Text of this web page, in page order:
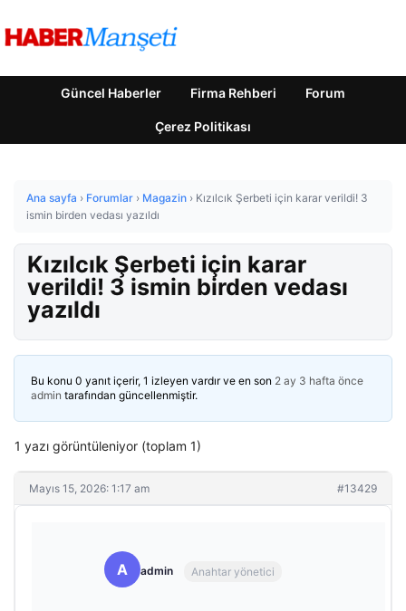
Güncel Haberler Firma Rehberi Forum
Çerez Politikası
Ana sayfa › Forumlar › Magazin › Kızılcık Şerbeti için karar verildi! 3
ismin birden vedası yazıldı
Kızılcık Şerbeti için karar
verildi! 3 ismin birden vedası
yazıldı
Bu konu 0 yanıt içerir, 1 izleyen vardır ve en son 2 ay 3 hafta önce
admin tarafından güncellenmiştir.
1 yazı görüntüleniyor (toplam 1)
Mayıs 15, 2026: 1:17 am #13429
A admin Anahtar yönetici